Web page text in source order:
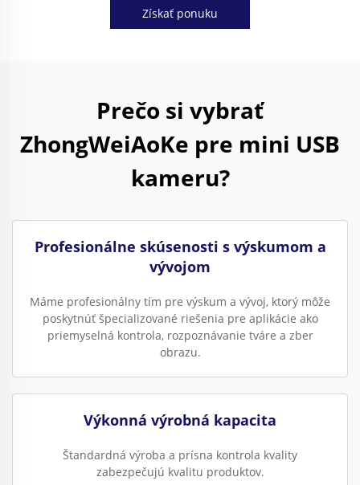
Získať ponuku
Prečo si vybrať
ZhongWeiAoKe pre mini USB
kameru?
Profesionálne skúsenosti s výskumom a
vývojom
Máme profesionálny tím pre výskum a vývoj, ktorý môže
poskytnúť špecializované riešenia pre aplikácie ako
priemyselná kontrola, rozpoznávanie tváre a zber
obrazu.
Výkonná výrobná kapacita
Štandardná výroba a prísna kontrola kvality
zabezpečujú kvalitu produktov.